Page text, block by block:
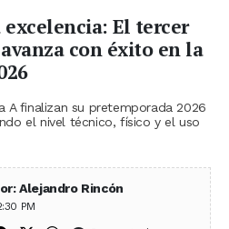
El tercer
con éxito en la
A finalizan su pretemporada 2026
el nivel técnico, físico y el uso
Alejandro Rincón
PM